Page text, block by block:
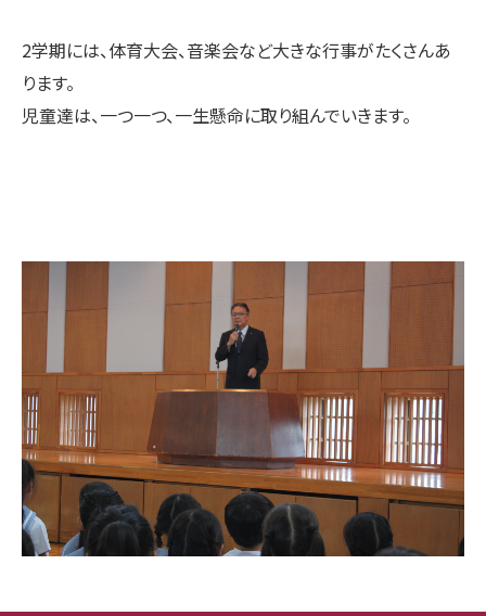
2学期には、体育大会、音楽会など大きな行事がたくさんあ
ります。
児童達は、一つ一つ、一生懸命に取り組んでいきます。